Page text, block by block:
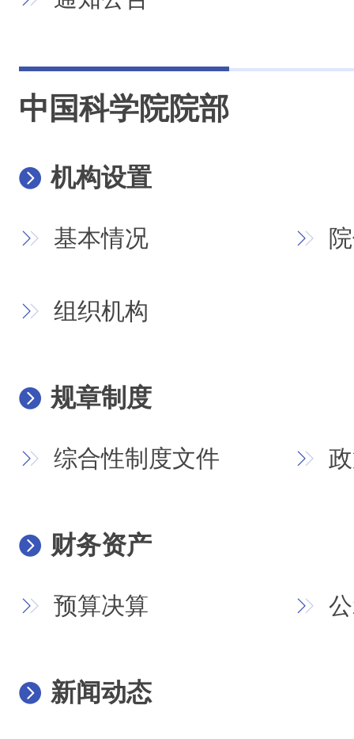
中国科学院院部
机构设置
基本情况
组织机构
规章制度
综合性制度文件
财务资产
预算决算
新闻动态